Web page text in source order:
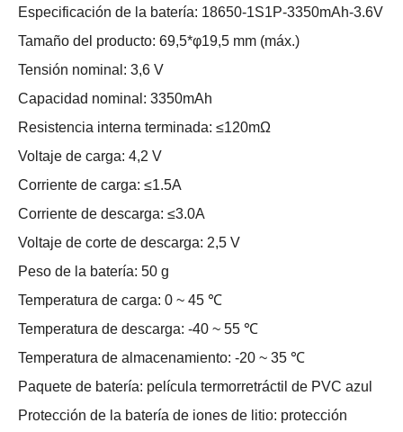
Especificación de la batería: 18650-1S1P-3350mAh-3.6V
Tamaño del producto: 69,5*φ19,5 mm (máx.)
Tensión nominal: 3,6 V
Capacidad nominal: 3350mAh
Resistencia interna terminada: ≤120mΩ
Voltaje de carga: 4,2 V
Corriente de carga: ≤1.5A
Corriente de descarga: ≤3.0A
Voltaje de corte de descarga: 2,5 V
Peso de la batería: 50 g
Temperatura de carga: 0 ~ 45 ℃
Temperatura de descarga: -40 ~ 55 ℃
Temperatura de almacenamiento: -20 ~ 35 ℃
Paquete de batería: película termorretráctil de PVC azul
Protección de la batería de iones de litio: protección